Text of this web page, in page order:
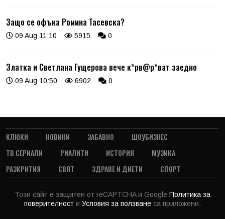
Защо се офъка Ромина Тасевска?
09 Aug 11:10 5915 0
Златка и Светлана Гущерова вече к*рв@р*ват заедно
09 Aug 10:50 6902 0
КЛЮКИ НОВИНИ ЗАБАВНО
ШОУБИЗНЕС
ТВ СЕРИАЛИ
РИАЛИТИ ИСТОРИЯ
МУЗИКА
РАЗКРИТИЯ
СВЯТ ЗДРАВЕ И ДИЕТИ СПОРТ
Този сайт е защитен от reCAPTCHA и Google Политика за
поверителност и Условия за ползване са приложени.